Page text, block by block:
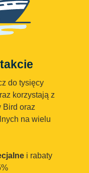
do tysięcy
korzystają z
Bird oraz
na wielu
i rabaty